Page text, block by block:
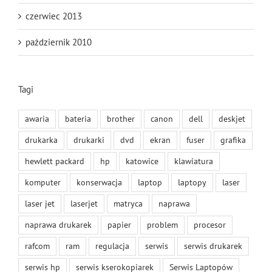
czerwiec 2013
październik 2010
Tagi
awaria bateria brother canon dell
deskjet
drukarka
drukarki dvd ekran fuser
grafika
hewlett packard
hp katowice
klawiatura
komputer
konserwacja laptop laptopy
laser
laser jet
laserjet matryca
naprawa
naprawa drukarek
papier problem
procesor
rafcom
ram regulacja serwis
serwis drukarek
serwis hp
serwis kserokopiarek
Serwis Laptopów